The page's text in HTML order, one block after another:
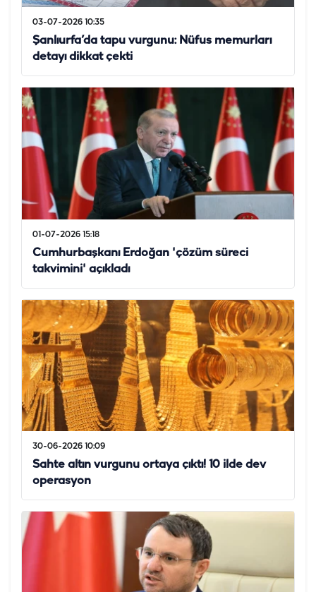
03-07-2026 10:35
Şanlıurfa’da tapu vurgunu: Nüfus memurları
detayı dikkat çekti
01-07-2026 15:18
Cumhurbaşkanı Erdoğan 'çözüm süreci
takvimini' açıkladı
30-06-2026 10:09
Sahte altın vurgunu ortaya çıktı! 10 ilde dev
operasyon